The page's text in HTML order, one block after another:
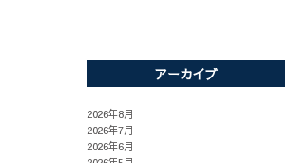
アーカイブ
2026年8月
2026年7月
2026年6月